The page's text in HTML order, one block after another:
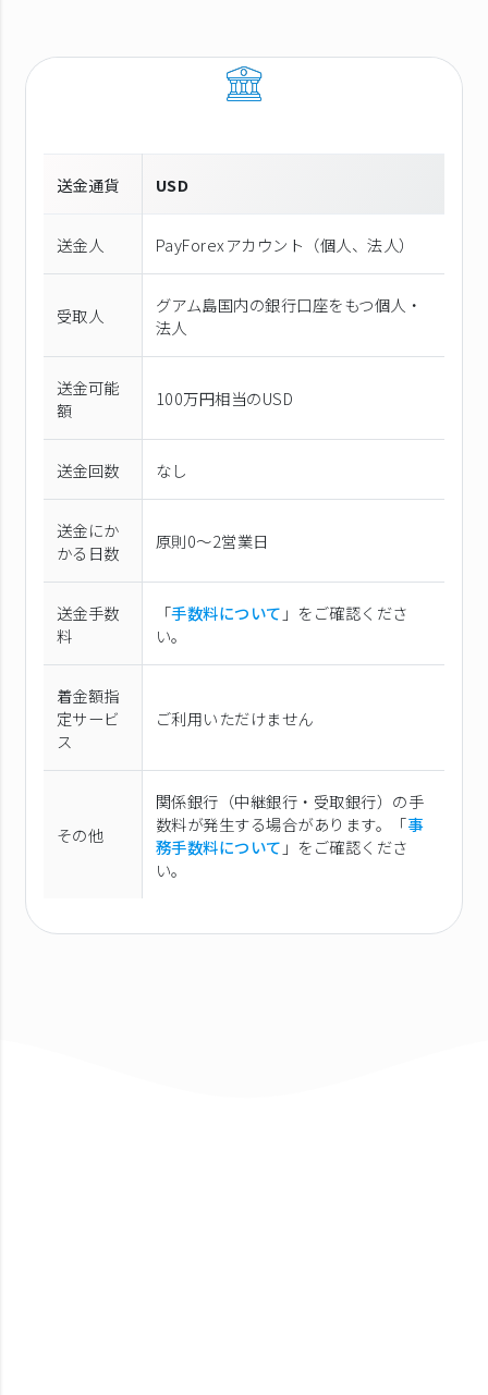
送金通貨 USD
送金人 PayForexアカウント（個⼈、法⼈）
受取人
グアム島国内の銀行口座をもつ個人・
法人
送金可能
額
100万円相当のUSD
送金回数 なし
送金にか
かる日数
原則0〜2営業日
送金手数
料
「手数料について 」をご確認くださ
い。
着金額指
定サービ
ス
ご利用いただけません
その他
関係銀行（中継銀行・受取銀行）の手
数料が発生する場合があります。「事
務手数料について 」をご確認くださ
い。